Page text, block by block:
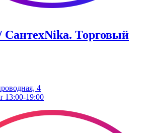
СантехNika. Торговый
4
13:00-19:00